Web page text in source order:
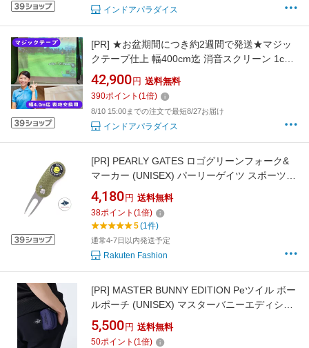
インドアパラダイス
[PR] ★お盆期間につき約2週間で発送★マジッ
クテープ仕上 幅400cm迄 消音スクリーン 1cm
単位でカスタマイズ シミュレーションゴルフ用
消音スクリーン 防音 衝撃吸収 ハイグレード プ
ロジェクター インドアゴルフ 自宅 室内用 面テ
ープ ベルクロ シュミレーションゴルフ
42,900 円 送料無料
390ポイント (1倍)
8/10 15:00までの注文で最短8/27お届け
インドアパラダイス
[PR] PEARLY GATES ロゴグリーンフォーク&
マーカー (UNISEX) パーリーゲイツ スポーツ・
アウトドア用品 ゴルフグッズ ゴールド ブラッ
ク カーキグリーン ネイビー ピンク シルバー オ
レンジ【送料無料】
4,180 円 送料無料
38ポイント (1倍)
5(1件)
通常4-7日以内発送予定
Rakuten Fashion
[PR] MASTER BUNNY EDITION Peツイル ボー
ルポーチ (UNISEX) マスターバニーエディショ
ン スポーツ・アウトドア用品 ゴルフグッズ ネ
イビー ブラック ピンク ホワイト【送料無料】
5,500 円 送料無料
50ポイント (1倍)